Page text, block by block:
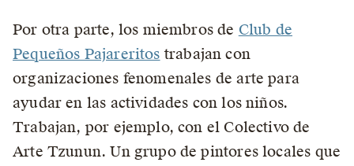
Por otra parte, los miembros de Club de
Pequeños Pajareritos trabajan con
organizaciones fenomenales de arte para
ayudar en las actividades con los niños.
Trabajan, por ejemplo, con el Colectivo de
Arte Tzunun. Un grupo de pintores locales que